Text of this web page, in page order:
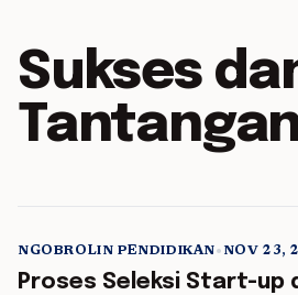
Sukses
NGOBROLIN PENDIDIKAN•NOV 23,
Proses Seleksi Start-up